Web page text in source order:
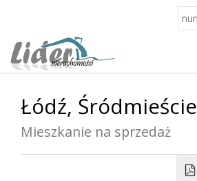
Łódź, Śródmieście
Mieszkanie na sprzedaż